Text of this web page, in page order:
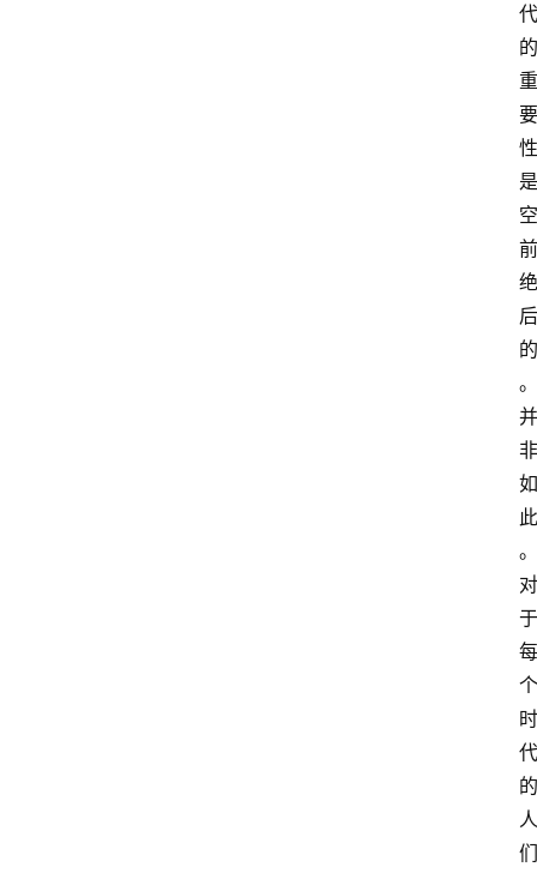
代
的
重
要
性
是
空
前
绝
后
的
。
并
非
如
此
。
对
于
每
个
时
代
的
人
们